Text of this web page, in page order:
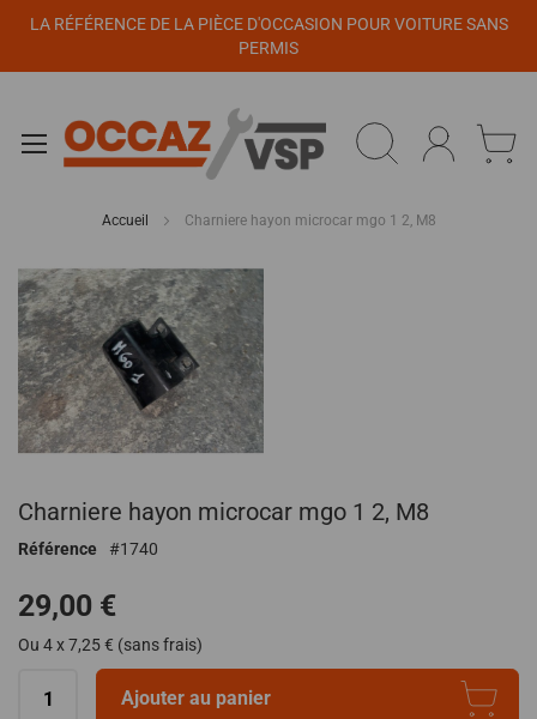
LA RÉFÉRENCE DE LA PIÈCE D'OCCASION POUR VOITURE SANS
PERMIS
Accueil Charniere hayon microcar mgo 1 2, M8
Passer
à
la
fin
de
la
galerie
d’images
au
de
Galerie
Charniere hayon microcar mgo 1 2, M8
Référence 1740
29,00 €
Ou 4 x 7,25 € (sans frais)
Ajouter au panier
Panneau de gestion des cookies